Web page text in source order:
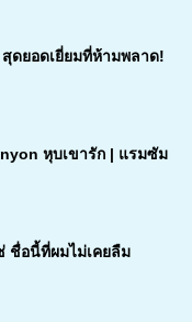
ดยอดเยี่ยมที่ห้ามพลาด!
หุบเขารัก | แรมซัม
ชื่อนี้ที่ผมไม่เคยลืม